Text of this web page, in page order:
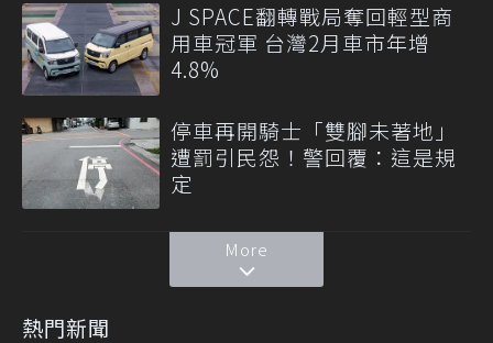
J SPACE翻轉戰局奪回輕型商
用車冠軍 台灣2月車市年增
4.8%
停車再開騎士「雙腳未著地」
遭罰引民怨！警回覆：這是規
定
More
熱門新聞